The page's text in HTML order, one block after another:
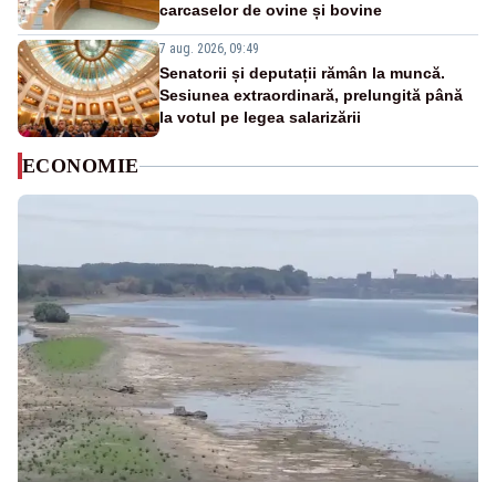
carcaselor de ovine și bovine
7 aug. 2026, 09:49
Senatorii și deputații rămân la muncă.
Sesiunea extraordinară, prelungită până
la votul pe legea salarizării
ECONOMIE